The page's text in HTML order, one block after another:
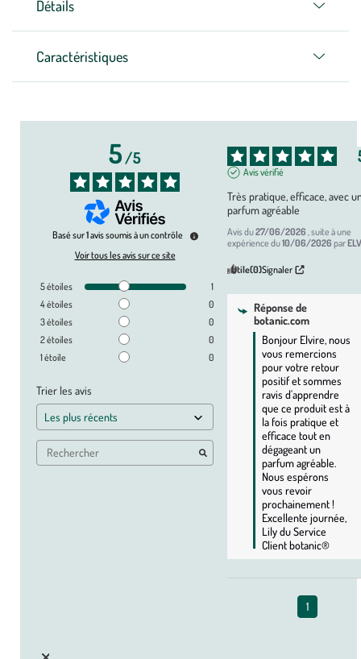
Détails
Caractéristiques
5/5
Basé sur1avis soumis à un contrôle
Voir tous les avis sur ce site
5étoiles
1
4étoiles
0
3étoiles
0
2étoiles
0
1étoile 0
Trier les avis
Avis vérifié
Très pratique, efficace, avec
parfum agréable
Avis du27/06/2026 , suite à une
expérience du10/06/2026 par
Utile(0)Signaler
Réponse de
botanic.com
Bonjour Elvire, nous
vous remercions
pour votre retour
positif et sommes
ravis d'apprendre
que ce produit est à
la fois pratique et
efficace tout en
dégageant un
parfum agréable.
Nous espérons
vous revoir
prochainement !
Excellente journée,
Lily du Service
Client botanic®
1